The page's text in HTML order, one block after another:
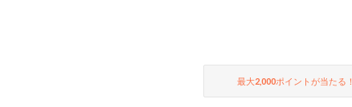
最大2,000ポイントが当たる！